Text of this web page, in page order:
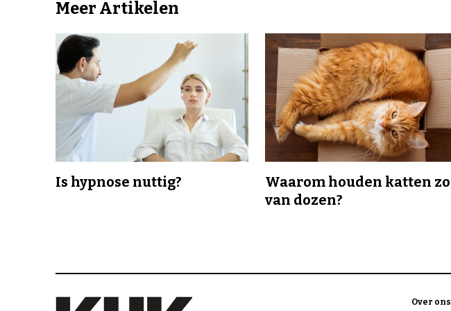
Meer Artikelen
Is hypnose nuttig?
Waarom houden katten zo
van dozen?
Over ons